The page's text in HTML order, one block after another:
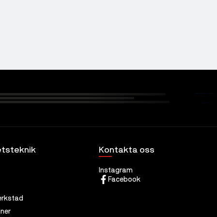
Kontakta oss
Instagram
Facebook